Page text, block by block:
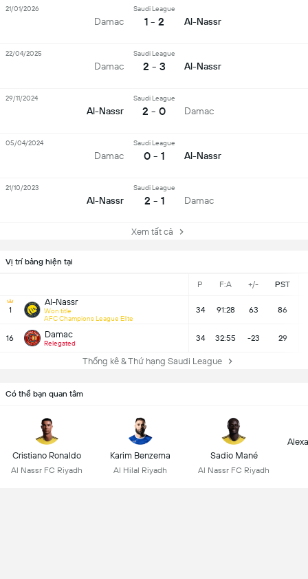
Vị trí bảng hiện tại
P F:A +/- PST
1
Al-Nassr
Won title
AFC Champions League Elite
34 91:28 63 86
16 Damac
Relegated
34 32:55 -23 29
Thống kê & Thứ hạng Saudi League
Damac
Saudi League
1 - 2 Al-Nassr
21/01/2026
Damac
Saudi League
2 - 3 Al-Nassr
22/04/2025
Al-Nassr
Saudi League
2 - 0 Damac
29/11/2024
Damac
Saudi League
0 - 1 Al-Nassr
05/04/2024
Al-Nassr
Saudi League
2 - 1 Damac
21/10/2023
Xem tất cả
Có thể bạn quan tâm
Cristiano Ronaldo
Al Nassr FC Riyadh
Karim Benzema
Al Hilal Riyadh
Sadio Mané
Al Nassr FC Riyadh